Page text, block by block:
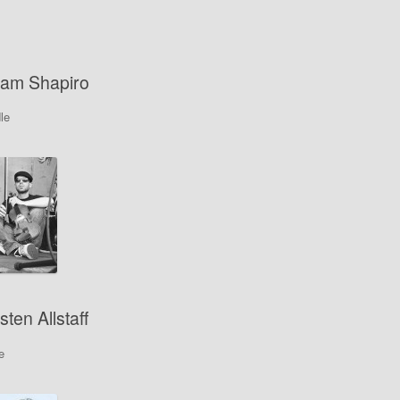
Shapiro
Allstaff